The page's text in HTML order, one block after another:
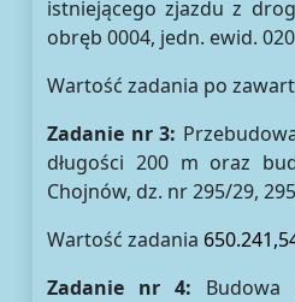
istniejącego zjazdu z
obręb 0004, jedn. ewid.
Wartość zadania po
Zadanie nr 3:
długości 200 m oraz
Chojnów, dz. nr 295/29,
Wartość zadania
Zadanie nr 4: